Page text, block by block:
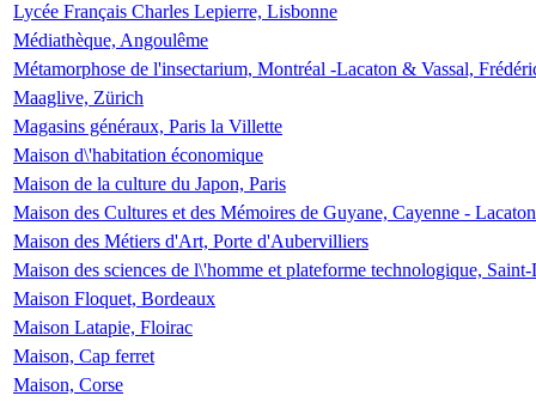
Lycée Français Charles Lepierre, Lisbonne
Médiathèque, Angoulême
Métamorphose de l'insectarium, Montréal -Lacaton & Vassal,
Maaglive, Zürich
Magasins généraux, Paris la Villette
Maison d\'habitation économique
Maison de la culture du Japon, Paris
Maison des Cultures et des Mémoires de Guyane, Cayenne -
Maison des Métiers d'Art, Porte d'Aubervilliers
Maison des sciences de l\'homme et plateforme technologique,
Maison Floquet, Bordeaux
Maison Latapie, Floirac
Maison, Cap ferret
Maison, Corse